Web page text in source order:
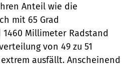
Anteil wie die
mit 65 Grad
Millimeter Radstand
von 49 zu 51
ausfällt. Anscheinend